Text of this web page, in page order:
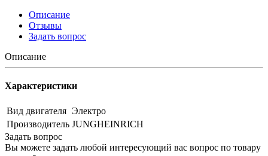
Описание
Отзывы
Задать вопрос
Описание
Характеристики
Вид двигателя Электро
Производитель JUNGHEINRICH
Задать вопрос
Вы можете задать любой интересующий вас вопрос по товару